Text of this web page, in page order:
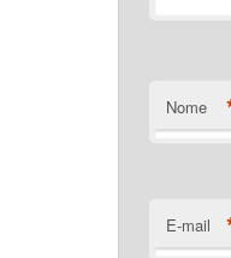
Nome
E-mail